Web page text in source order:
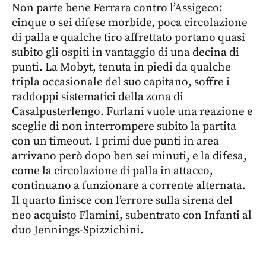
Non parte bene Ferrara contro l’Assigeco:
cinque o sei difese morbide, poca circolazione
di palla e qualche tiro affrettato portano quasi
subito gli ospiti in vantaggio di una decina di
punti. La Mobyt, tenuta in piedi da qualche
tripla occasionale del suo capitano, soffre i
raddoppi sistematici della zona di
Casalpusterlengo. Furlani vuole una reazione e
sceglie di non interrompere subito la partita
con un timeout. I primi due punti in area
arrivano però dopo ben sei minuti, e la difesa,
come la circolazione di palla in attacco,
continuano a funzionare a corrente alternata.
Il quarto finisce con l’errore sulla sirena del
neo acquisto Flamini, subentrato con Infanti al
duo Jennings-Spizzichini.